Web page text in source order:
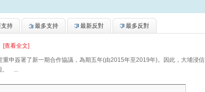
持 最多支持 最新反對 最多反對
[查看全文]
申簽署了新一期合作協議，為期五年(由2015年至2019年)。因此，大埔浸信
。 ...